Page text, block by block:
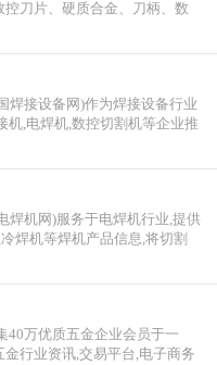
刀片、硬质合金、刀柄、数
具。
焊接设备网)作为焊接设备行业
机,电焊机,数控切割机等企业推
焊接设备,切割设备,焊接材料行
焊机网)服务于电焊机行业,提供
焊机等焊机产品信息,将切割
此,打造电焊机行业专业网络媒
40万优质五金企业会员于一
行业资讯,交易平台,电子商务